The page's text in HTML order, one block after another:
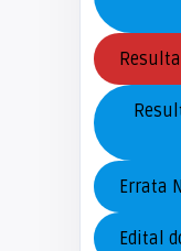
Errata
Edital